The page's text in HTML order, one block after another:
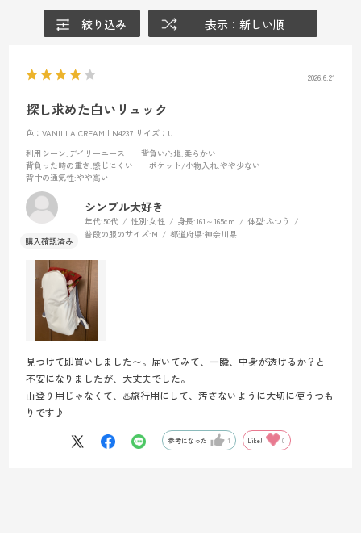
絞り込み 表示：新しい順
2026.6.21
探し求めた白いリュック
色：VANILLA CREAM | N4237 サイズ：U
利用シーン:デイリーユース 背負い心地:柔らかい
背負った時の重さ:感じにくい ポケット/小物入れ:やや少ない
背中の通気性:やや高い
シンプル大好き
年代:50代 性別:女性 身長:161～165cm 体型:ふつう
普段の服のサイズ:M 都道府県:神奈川県
見つけて即買いしました〜。届いてみて、一瞬、中身が透けるか？と
不安になりましたが、大丈夫でした。
山登り用じゃなくて、♨️旅行用にして、汚さないように大切に使うつも
りです♪
参考になった 1 Like! 0